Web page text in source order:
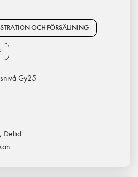
OCH FÖRSÄLJNING
Gy25
Deltid